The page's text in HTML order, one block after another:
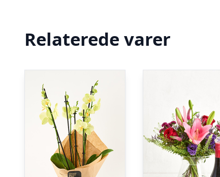
Relaterede varer